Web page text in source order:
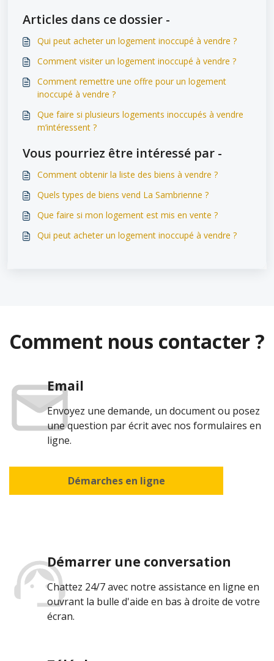
Articles dans ce dossier -
Qui peut acheter un logement inoccupé à vendre ?
Comment visiter un logement inoccupé à vendre ?
Comment remettre une offre pour un logement
inoccupé à vendre ?
Que faire si plusieurs logements inoccupés à vendre
m’intéressent ?
Vous pourriez être intéressé par -
Comment obtenir la liste des biens à vendre ?
Quels types de biens vend La Sambrienne ?
Que faire si mon logement est mis en vente ?
Qui peut acheter un logement inoccupé à vendre ?